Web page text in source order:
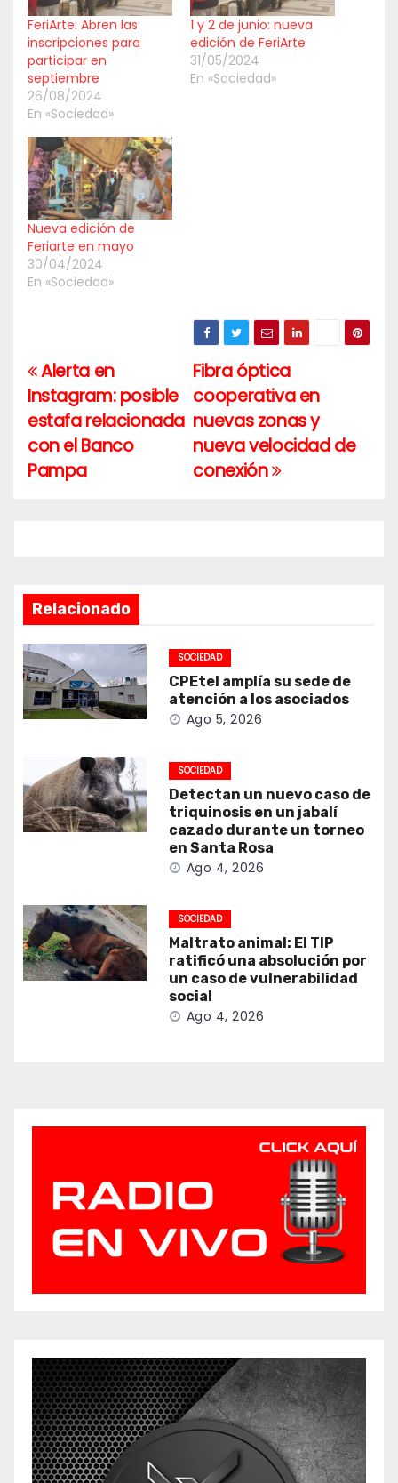
FeriArte: Abren las
inscripciones para
participar en
septiembre
26/08/2024
En «Sociedad»
1 y 2 de junio: nueva
edición de FeriArte
31/05/2024
En «Sociedad»
Nueva edición de
Feriarte en mayo
30/04/2024
En «Sociedad»
Navegación
de
entradas
Fibra óptica
cooperativa en
nuevas zonas y
nueva velocidad de
conexión
Alerta en
Instagram: posible
estafa relacionada
con el Banco
Pampa
Relacionado
SOCIEDAD
CPEtel amplía su sede de
atención a los asociados
Ago 5, 2026
SOCIEDAD
Detectan un nuevo caso de
triquinosis en un jabalí
cazado durante un torneo
en Santa Rosa
Ago 4, 2026
SOCIEDAD
Maltrato animal: El TIP
ratificó una absolución por
un caso de vulnerabilidad
social
Ago 4, 2026